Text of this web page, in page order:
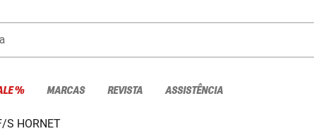
% MARCAS REVISTA ASSISTÊNCIA
S HORNET